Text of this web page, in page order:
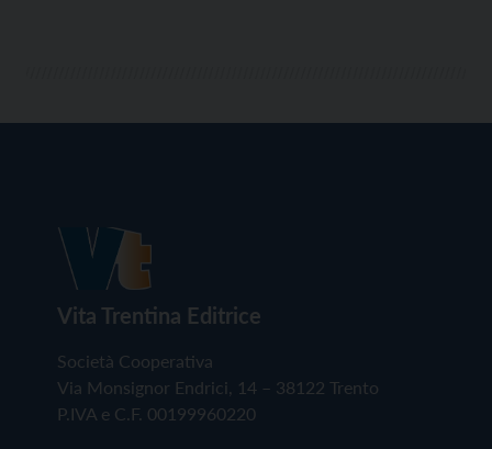
Vita Trentina Editrice
Società Cooperativa
Via Monsignor Endrici, 14 – 38122 Trento
P.IVA e C.F. 00199960220